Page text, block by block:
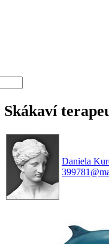
Skákaví
Daniela